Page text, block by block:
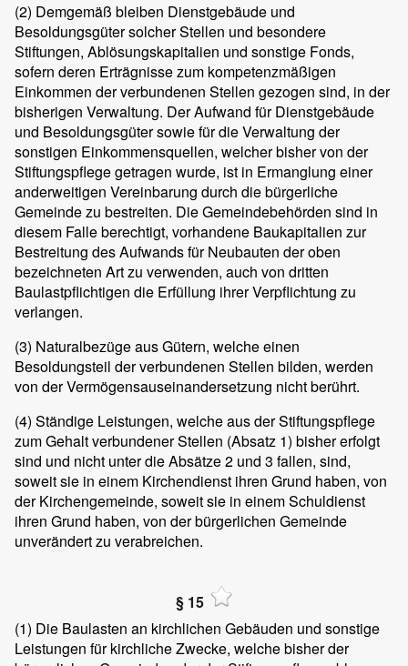
(2) Demgemäß bleiben Dienstgebäude und
Besoldungsgüter solcher Stellen und besondere
Stiftungen, Ablösungskapitalien und sonstige Fonds,
sofern deren Erträgnisse zum kompetenzmäßigen
Einkommen der verbundenen Stellen gezogen sind, in der
bisherigen Verwaltung. Der Aufwand für Dienstgebäude
und Besoldungsgüter sowie für die Verwaltung der
sonstigen Einkommensquellen, welcher bisher von der
Stiftungspflege getragen wurde, ist in Ermanglung einer
anderweitigen Vereinbarung durch die bürgerliche
Gemeinde zu bestreiten. Die Gemeindebehörden sind in
diesem Falle berechtigt, vorhandene Baukapitalien zur
Bestreitung des Aufwands für Neubauten der oben
bezeichneten Art zu verwenden, auch von dritten
Baulastpflichtigen die Erfüllung ihrer Verpflichtung zu
verlangen.
(3) Naturalbezüge aus Gütern, welche einen
Besoldungsteil der verbundenen Stellen bilden, werden
von der Vermögensauseinandersetzung nicht berührt.
(4) Ständige Leistungen, welche aus der Stiftungspflege
zum Gehalt verbundener Stellen (Absatz 1) bisher erfolgt
sind und nicht unter die Absätze 2 und 3 fallen, sind,
soweit sie in einem Kirchendienst ihren Grund haben, von
der Kirchengemeinde, soweit sie in einem Schuldienst
ihren Grund haben, von der bürgerlichen Gemeinde
unverändert zu verabreichen.
§ 15
(1) Die Baulasten an kirchlichen Gebäuden und sonstige
Leistungen für kirchliche Zwecke, welche bisher der